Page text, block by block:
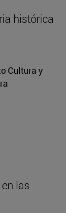
histórica
Cultura y
las